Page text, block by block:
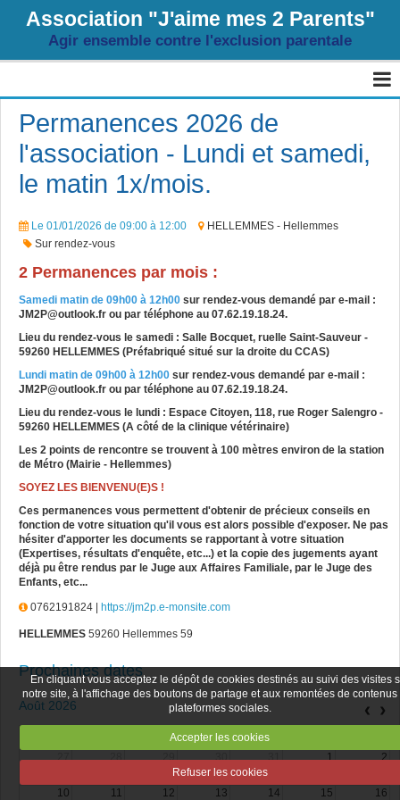
Association "J'aime mes 2 Parents"
Agir ensemble contre l'exclusion parentale
Page d'accueil
Agenda
Livre d'or
Album
Permanences 2026 de
l'association - Lundi et samedi,
le matin 1x/mois.
Le 01/01/2026 de 09:00 à 12:00
HELLEMMES - Hellemmes
Sur rendez-vous
2 Permanences par mois :
Samedi matin de 09h00 à 12h00 sur rendez-vous demandé par e-mail :
JM2P@outlook.fr ou par téléphone au 07.62.19.18.24.
Lieu du rendez-vous le samedi : Salle Bocquet, ruelle Saint-Sauveur -
59260 HELLEMMES (Préfabriqué situé sur la droite du CCAS)
Lundi matin de 09h00 à 12h00 sur rendez-vous demandé par e-mail :
JM2P@outlook.fr ou par téléphone au 07.62.19.18.24.
Lieu du rendez-vous le lundi : Espace Citoyen, 118, rue Roger Salengro -
59260 HELLEMMES (A côté de la clinique vétérinaire)
Les 2 points de rencontre se trouvent à 100 mètres environ de la station
de Métro (Mairie - Hellemmes)
SOYEZ LES BIENVENU(E)S !
Ces permanences vous permettent d'obtenir de précieux conseils en
fonction de votre situation qu'il vous est alors possible d'exposer. Ne pas
hésiter d'apporter les documents se rapportant à votre situation
(Expertises, résultats d'enquête, etc...) et la copie des jugements ayant
déjà pu être rendus par le Juge aux Affaires Familiale, par le Juge des
Enfants, etc...
0762191824 | https://jm2p.e-monsite.com
HELLEMMES 59260 Hellemmes 59
Prochaines dates
Août 2026 ‹ ›
Jeu Ven
1
2
5 6
10
11 12 13 14 15 16
En cliquant vous acceptez le dépôt de cookies destinés au suivi des visites
notre site, à l'affichage des boutons de partage et aux remontées de contenus
plateformes sociales.
Accepter les cookies
Refuser les cookies